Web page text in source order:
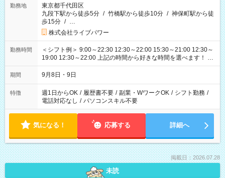
勤務地
東京都千代田区
九段下駅から徒歩5分 / 竹橋駅から徒歩10分 / 神保町駅から徒
歩15分 / …
株式会社ライブパワー
勤務時間
＜シフト例＞ 9:00～22:30 12:30～22:00 15:30～21:00 12:30～
19:00 12:30～22:00 上記の時間から好きな時間を選べます！ ※
時間は変更となる可能性があります
期間 9月8日・9日
特徴 週1日からOK / 履歴書不要 / 副業・WワークOK / シフト勤務 /
電話対応なし / パソコンスキル不要
気になる！ 応募する 詳細へ
掲載日：2026.07.28
未読